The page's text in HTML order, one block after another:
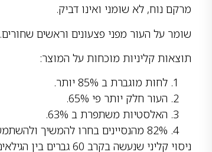
מרקם נוח, לא שומני ואינו דביק.
שומר על העור מפני פצעונים וראשים שחורים.
תוצאות קליניות מוכחות על המוצר:
לחות מוגברת ב 85% יותר.
העור חלק יותר פי 65%.
האלסטיות משתפרת ב 63%.
82% מהנסיינים בחרו להמשיך ולהשתמש באורח קבע במוצר.
ניסוי קליני שנעשה בקרב 60 גברים בין הגילאים 35-61 שהשתמשו במוצר פעם ביום למשך 28 יום.